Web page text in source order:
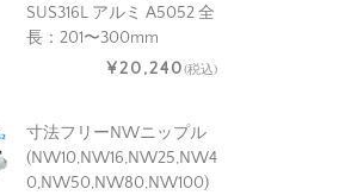
SUS316L アルミ A5052 全
長：201〜300mm
¥20,240(税込)
寸法フリーNWニップル
(NW10,NW16,NW25,NW4
0,NW50,NW80,NW100)